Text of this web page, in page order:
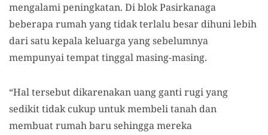
mengalami peningkatan. Di blok Pasirkanaga
beberapa rumah yang tidak terlalu besar dihuni lebih
dari satu kepala keluarga yang sebelumnya
mempunyai tempat tinggal masing-masing.
“Hal tersebut dikarenakan uang ganti rugi yang
sedikit tidak cukup untuk membeli tanah dan
membuat rumah baru sehingga mereka